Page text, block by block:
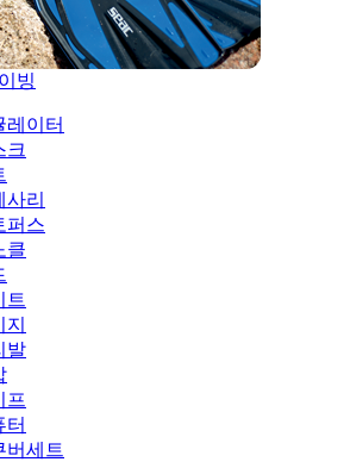
빙
레이터
크
사리
퍼스
클
트
발
프
터
버세트